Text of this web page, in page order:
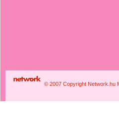
© 2007 Copyright Network.hu